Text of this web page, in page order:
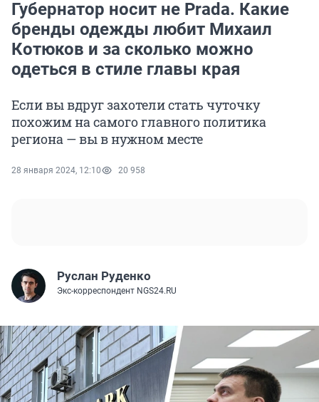
Губернатор носит не Prada. Какие
бренды одежды любит Михаил
Котюков и за сколько можно
одеться в стиле главы края
Если вы вдруг захотели стать чуточку
похожим на самого главного политика
региона — вы в нужном месте
28 января 2024, 12:10 20 958
Руслан Руденко
Экс-корреспондент NGS24.RU